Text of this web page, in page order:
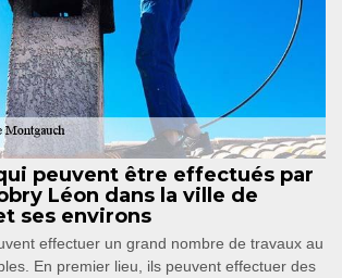
peuvent être effectués par
Léon dans la ville de
ses environs
effectuer un grand nombre de travaux au
En premier lieu, ils peuvent effectuer des